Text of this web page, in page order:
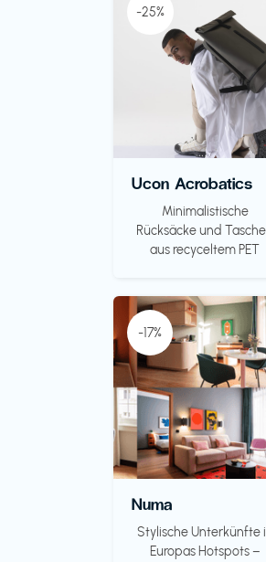
-25%
Ucon Acrobatics
Minimalistische
Rücksäcke und
aus recyceltem PET
-17%
Numa
Stylische Unterkünfte
Europas Hotspots –